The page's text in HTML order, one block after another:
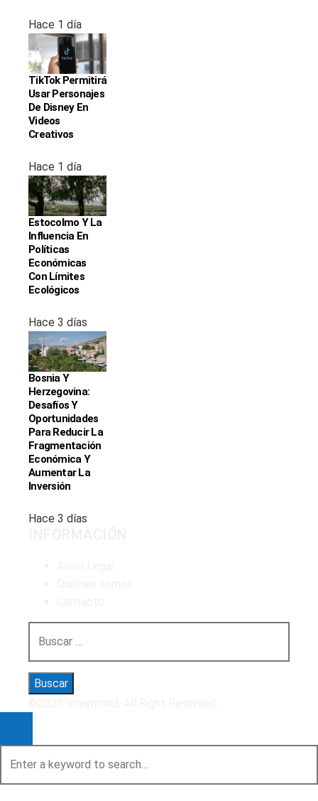
Hace 1 día
TikTok Permitirá
Usar Personajes
De Disney En
Videos
Creativos
Hace 1 día
Estocolmo Y La
Influencia En
Políticas
Económicas
Con Límites
Ecológicos
Hace 3 días
Bosnia Y
Herzegovina:
Desafíos Y
Oportunidades
Para Reducir La
Fragmentación
Económica Y
Aumentar La
Inversión
Hace 3 días